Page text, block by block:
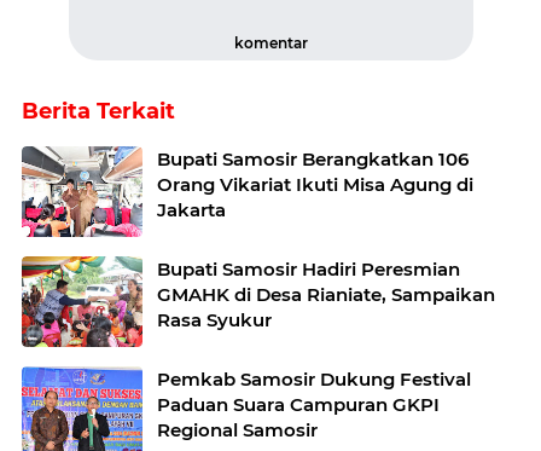
komentar
Berita Terkait
Bupati Samosir Berangkatkan 106
Orang Vikariat Ikuti Misa Agung di
Jakarta
Bupati Samosir Hadiri Peresmian
GMAHK di Desa Rianiate, Sampaikan
Rasa Syukur
Pemkab Samosir Dukung Festival
Paduan Suara Campuran GKPI
Regional Samosir